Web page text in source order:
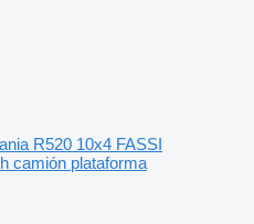
R520 10x4 FASSI
camión plataforma